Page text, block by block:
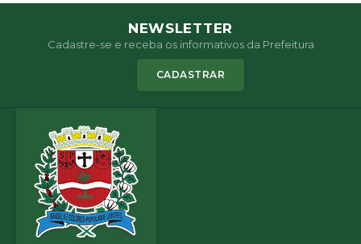
NEWSLETTER
Cadastre-se e receba os informativos da Prefeitura
CADASTRAR